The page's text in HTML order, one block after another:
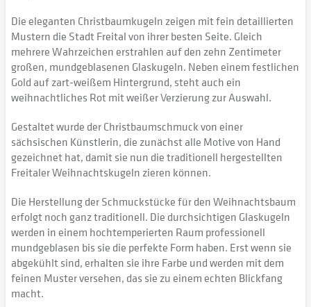
Die eleganten Christbaumkugeln zeigen mit fein detaillierten
Mustern die Stadt Freital von ihrer besten Seite. Gleich
mehrere Wahrzeichen erstrahlen auf den zehn Zentimeter
großen, mundgeblasenen Glaskugeln. Neben einem festlichen
Gold auf zart-weißem Hintergrund, steht auch ein
weihnachtliches Rot mit weißer Verzierung zur Auswahl.
Gestaltet wurde der Christbaumschmuck von einer
sächsischen Künstlerin, die zunächst alle Motive von Hand
gezeichnet hat, damit sie nun die traditionell hergestellten
Freitaler Weihnachtskugeln zieren können.
Die Herstellung der Schmuckstücke für den Weihnachtsbaum
erfolgt noch ganz traditionell. Die durchsichtigen Glaskugeln
werden in einem hochtemperierten Raum professionell
mundgeblasen bis sie die perfekte Form haben. Erst wenn sie
abgekühlt sind, erhalten sie ihre Farbe und werden mit dem
feinen Muster versehen, das sie zu einem echten Blickfang
macht.